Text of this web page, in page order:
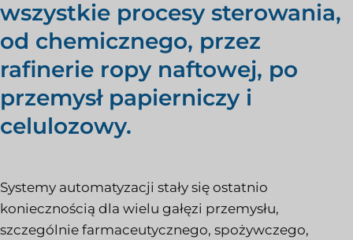
wszystkie procesy sterowania,
od chemicznego, przez
rafinerie ropy naftowej, po
przemysł papierniczy i
celulozowy.
Systemy automatyzacji stały się ostatnio
koniecznością dla wielu gałęzi przemysłu,
szczególnie farmaceutycznego, spożywczego,